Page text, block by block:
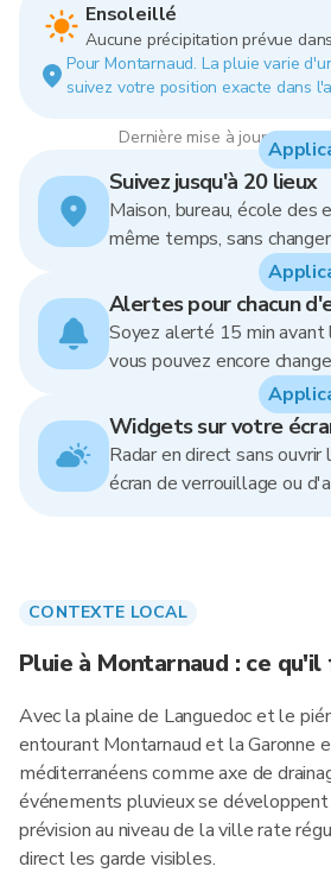
Ensoleillé
Aucune précipitation prévue
Pour Montarnaud. La pluie varie
suivez votre position exacte dans
Dernière mise à jour : 09:00,
Suivez jusqu'à 20 lieux
Maison, bureau, école des
même temps, sans
Alertes pour chacun
Soyez alerté 15 min avant
vous pouvez encore
Widgets sur votre
Radar en direct sans
écran de verrouillage ou
CONTEXTE LOCAL
Pluie à Montarnaud : ce
Avec la plaine de Languedoc et le
entourant Montarnaud et la Garonne
méditerranéens comme axe de
événements pluvieux se développent
prévision au niveau de la ville rate
direct les garde visibles.